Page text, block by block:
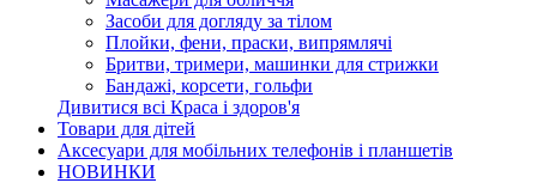
Засоби для догляду за тілом
Плойки, фени, праски, випрямлячі
Бритви, тримери, машинки для стрижки
Бандажі, корсети, гольфи
Дивитися всі Краса і здоров'я
Товари для дітей
Аксесуари для мобільних телефонів і планшетів
НОВИНКИ